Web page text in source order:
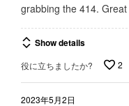
Show details
役に立ちましたか? 2
2023年5月2日